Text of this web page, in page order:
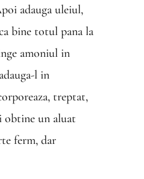
adauga uleiul,
bine totul pana la
amoniul in
l in
treptat,
obtine un aluat
ferm, dar